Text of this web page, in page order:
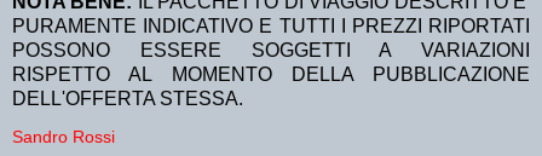
PURAMENTE INDICATIVO E TUTTI I PREZZI RIPORTATI
POSSONO ESSERE SOGGETTI A VARIAZIONI
RISPETTO AL MOMENTO DELLA PUBBLICAZIONE
DELL'OFFERTA STESSA.
Sandro Rossi